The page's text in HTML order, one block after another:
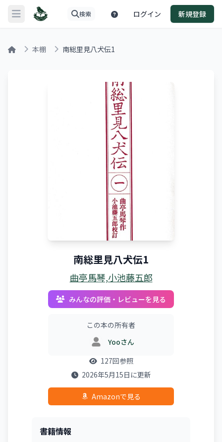
メニューを開く 検索 ログイン 新規登録
本棚 南総里見八犬伝1
南総里見八犬伝1
曲亭馬琴,小池藤五郎
みんなの評価・レビューを見る
この本の所有者
Yooさん
127回参照
2026年5月15日に更新
Amazonで見る
書籍情報